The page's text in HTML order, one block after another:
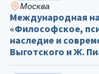
Москва
Международная
«Философское,
наследие и
Выготского и Ж.